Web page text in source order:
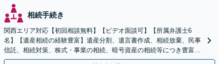
相続手続き
関西エリア対応【初回相談無料】【ビデオ面談可】【所属弁護士6
名】【遺産相続の経験豊富】遺産分割、遺言書作成、相続放棄、民事
信託、相続対策、株式・事業の相続、暗号資産の相続等につき豊富な
対応実績。【バリアフリー】【完全個室対応】